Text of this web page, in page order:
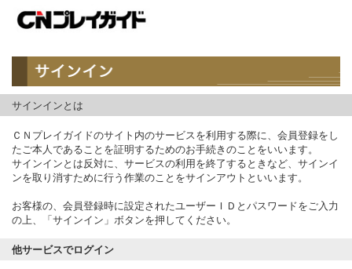
サインインとは
ＣＮプレイガイドのサイト内のサービスを利用する際に、会員登録をし
たご本人であることを証明するためのお手続きのことをいいます。
サインインとは反対に、サービスの利用を終了するときなど、サインイ
ンを取り消すために行う作業のことをサインアウトといいます。
お客様の、会員登録時に設定されたユーザーＩＤとパスワードをご入力
の上、「サインイン」ボタンを押してください。
他サービスでログイン